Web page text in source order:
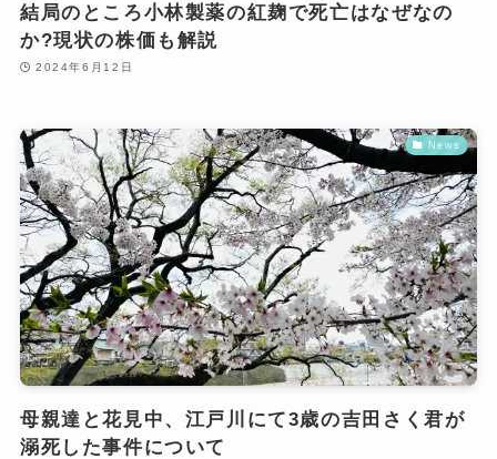
結局のところ小林製薬の紅麹で死亡はなぜなの
か?現状の株価も解説
2024年6月12日
News
母親達と花見中、江戸川にて3歳の吉田さく君が
溺死した事件について